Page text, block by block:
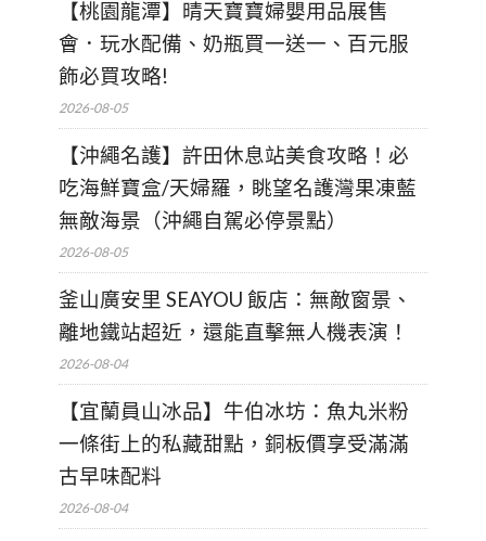
【桃園龍潭】晴天寶寶婦嬰用品展售
會．玩水配備、奶瓶買一送一、百元服
飾必買攻略!
2026-08-05
【沖繩名護】許田休息站美食攻略！必
吃海鮮寶盒/天婦羅，眺望名護灣果凍藍
無敵海景（沖繩自駕必停景點）
2026-08-05
釜山廣安里 SEAYOU 飯店：無敵窗景、
離地鐵站超近，還能直擊無人機表演！
2026-08-04
【宜蘭員山冰品】牛伯冰坊：魚丸米粉
一條街上的私藏甜點，銅板價享受滿滿
古早味配料
2026-08-04